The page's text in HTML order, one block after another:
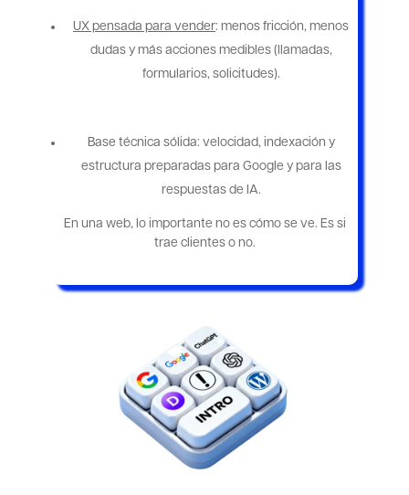
UX pensada para vender: menos fricción, menos
dudas y más acciones medibles (llamadas,
formularios, solicitudes).
Base técnica sólida: velocidad, indexación y
estructura preparadas para Google y para las
respuestas de IA.
En una web, lo importante no es cómo se ve. Es si
trae clientes o no.